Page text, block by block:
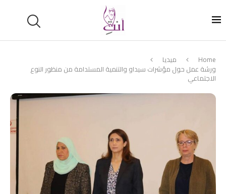
Home ميديا
ورشة عمل حول مؤشرات سيداو والتنمية المستدامة من منظور النوع
الاجتماعي